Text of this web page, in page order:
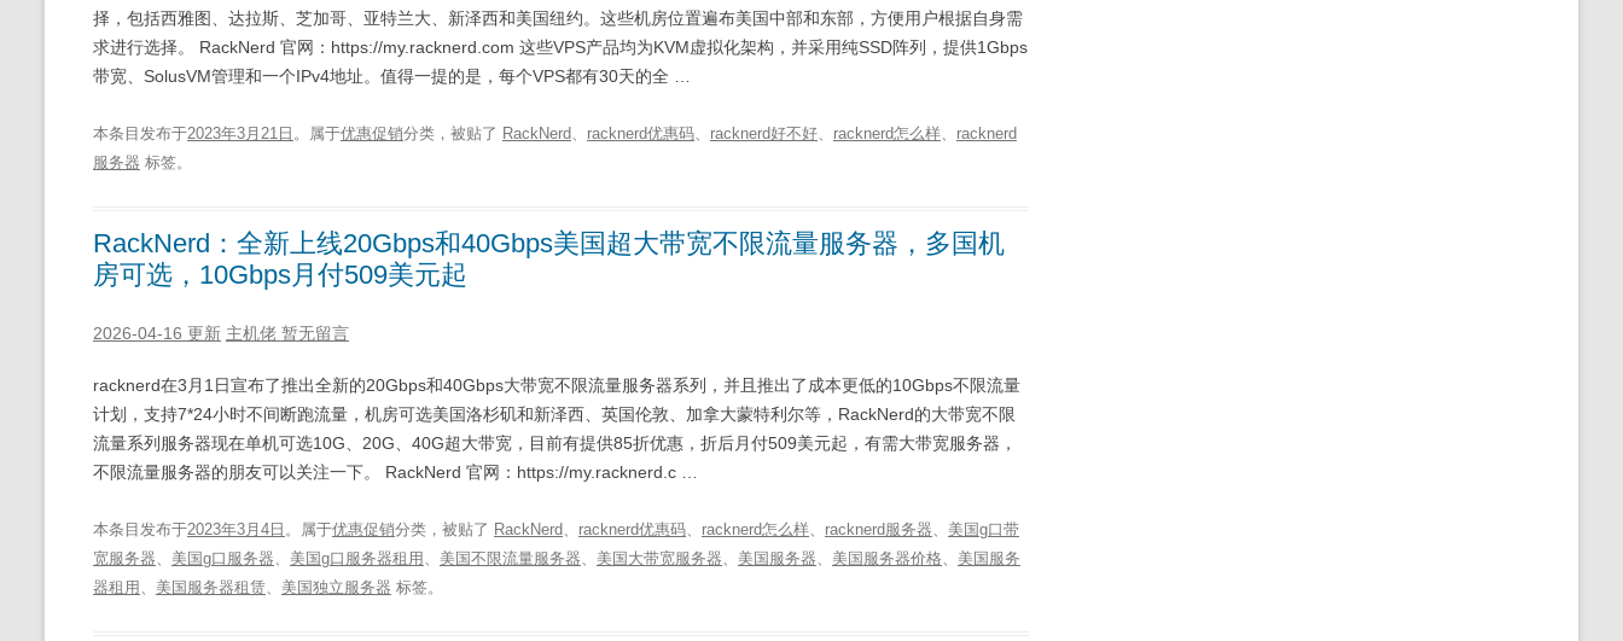
择，包括西雅图、达拉斯、芝加哥、亚特兰大、新泽西和美国纽约。这些机房位置遍布美国中部和东部，方便用户根据自身需
求进行选择。 RackNerd 官网：https://my.racknerd.com 这些VPS产品均为KVM虚拟化架构，并采用纯SSD阵列，提供1Gbps
带宽、SolusVM管理和一个IPv4地址。值得一提的是，每个VPS都有30天的全 …
本条目发布于2023年3月21日 。属于优惠促销分类，被贴了 RackNerd、 racknerd优惠码、 racknerd好不好、 racknerd怎么样、 racknerd
服务器 标签。
RackNerd：全新上线20Gbps和40Gbps美国超大带宽不限流量服务器，多国机
房可选，10Gbps月付509美元起
2026-04-16 更新 主机佬 暂无留言
racknerd在3月1日宣布了推出全新的20Gbps和40Gbps大带宽不限流量服务器系列，并且推出了成本更低的10Gbps不限流量
计划，支持7*24小时不间断跑流量，机房可选美国洛杉矶和新泽西、英国伦敦、加拿大蒙特利尔等，RackNerd的大带宽不限
流量系列服务器现在单机可选10G、20G、40G超大带宽，目前有提供85折优惠，折后月付509美元起，有需大带宽服务器，
不限流量服务器的朋友可以关注一下。 RackNerd 官网：https://my.racknerd.c …
本条目发布于2023年3月4日 。属于优惠促销分类，被贴了 RackNerd、 racknerd优惠码、 racknerd怎么样、 racknerd服务器、 美国g口带
宽服务器、 美国g口服务器、 美国g口服务器租用 、 美国不限流量服务器、 美国大带宽服务器、 美国服务器、 美国服务器价格、 美国服务
器租用 、 美国服务器租赁、 美国独立服务器 标签。